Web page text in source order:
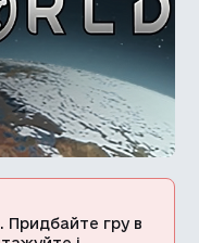
Придбайте гру в